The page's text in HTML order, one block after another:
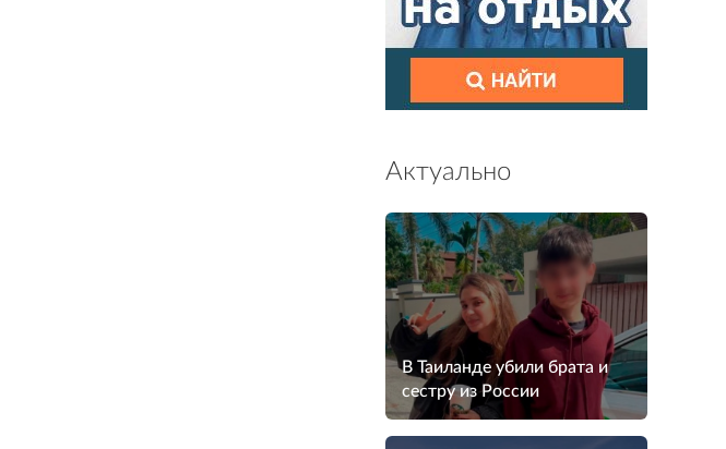
Актуально
В Таиланде убили брата и
сестру из России